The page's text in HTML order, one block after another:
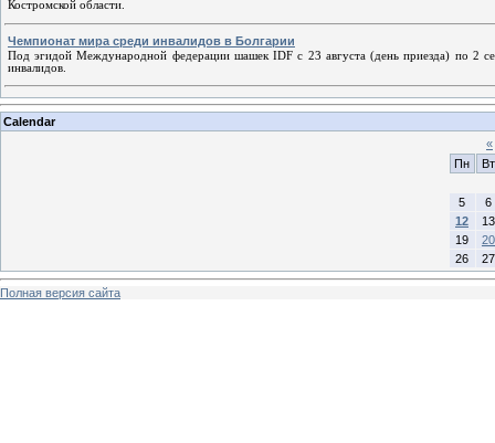
Костромской области.
Чемпионат мира среди инвалидов в Болгарии
Под эгидой Международной федерации шашек IDF с 23 августа (день приезда) по 2
инвалидов.
Calendar
«
Пн
Вт
5
6
12
13
19
20
26
27
Полная версия сайта